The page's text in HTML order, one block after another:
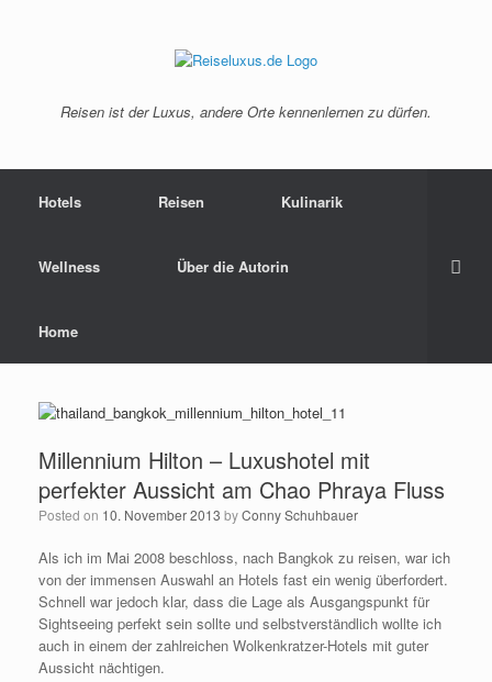
Reisen ist der Luxus, andere Orte kennenlernen zu dürfen.
Hotels Reisen Kulinarik
Wellness Über die Autorin
Home
Millennium Hilton – Luxushotel mit
perfekter Aussicht am Chao Phraya Fluss
Posted on 10. November 2013 byConny Schuhbauer
Als ich im Mai 2008 beschloss, nach Bangkok zu reisen, war ich
von der immensen Auswahl an Hotels fast ein wenig überfordert.
Schnell war jedoch klar, dass die Lage als Ausgangspunkt für
Sightseeing perfekt sein sollte und selbstverständlich wollte ich
auch in einem der zahlreichen Wolkenkratzer-Hotels mit guter
Aussicht nächtigen.